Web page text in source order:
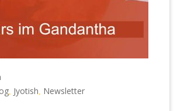
Jyotish Newsletter